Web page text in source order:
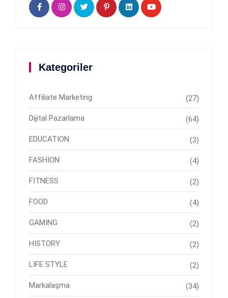
Kategoriler
Affiliate Marketing (27)
Dijital Pazarlama (64)
EDUCATION (3)
FASHION (4)
FITNESS (2)
FOOD (4)
GAMING (2)
HISTORY (2)
LIFE STYLE (2)
Markalaşma (34)